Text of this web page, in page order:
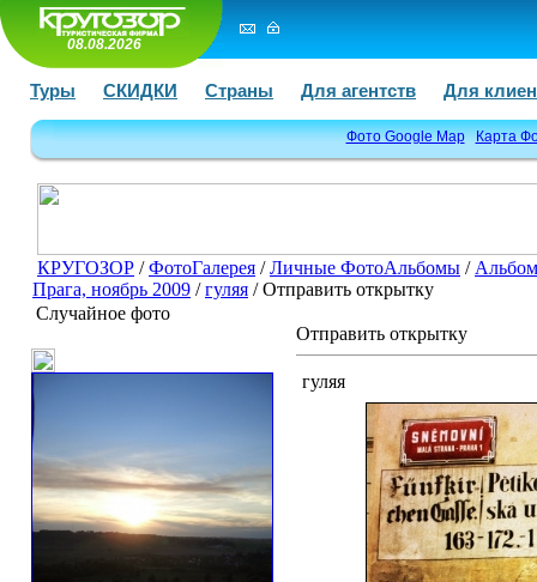
08.08.2026
Туры СКИДКИ Страны Для агентств Для
Фото Google Map Карта
КРУГОЗОР /ФотоГалерея /Личные ФотоАльбомы /
Прага, ноябрь 2009 /гуляя / Отправить открытку
Случайное фото
Отправить открытку
гуляя